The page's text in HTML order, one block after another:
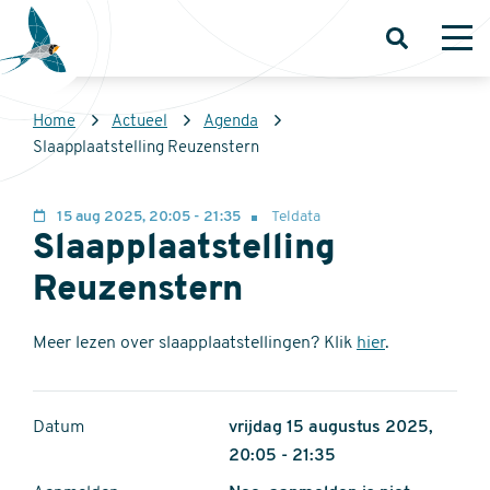
Overslaan
naar
inhoud
gaan
Sovon
Homepage
Open
Kruimelpad
Home Actueel
Agenda
Slaapplaatstelling Reuzenstern
Slaapplaatstelling
Reuzenstern
15 aug 2025, 20:05 - 21:35 Teldata
Meer lezen over slaapplaatstellingen? Klik hier.
Datum
vrijdag 15 augustus 2025,
20:05 - 21:35